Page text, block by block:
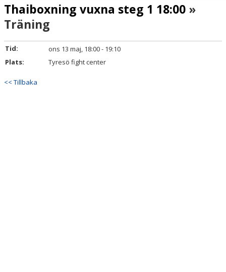
Thaiboxning vuxna steg 1 18:00 »
Träning
Tid:
ons 13 maj, 18:00 - 19:10
Plats:
Tyresö fight center
<< Tillbaka